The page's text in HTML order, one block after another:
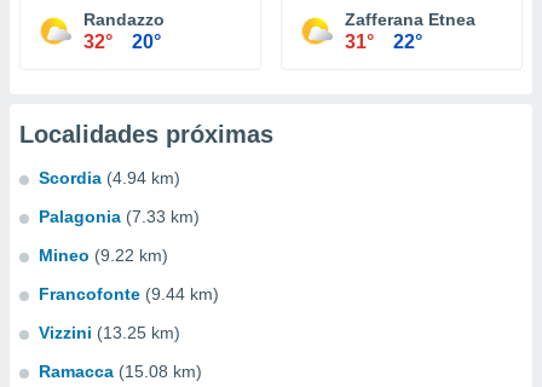
Randazzo
32° 20°
Zafferana Etnea
31° 22°
Localidades próximas
Scordia (4.94 km)
Palagonia (7.33 km)
Mineo (9.22 km)
Francofonte (9.44 km)
Vizzini (13.25 km)
Ramacca (15.08 km)